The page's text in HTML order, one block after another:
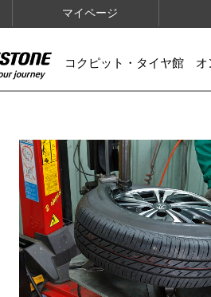
マイページ
コクピット・タイヤ館 オ
IMAGES